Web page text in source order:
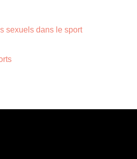
sexuels dans le sport